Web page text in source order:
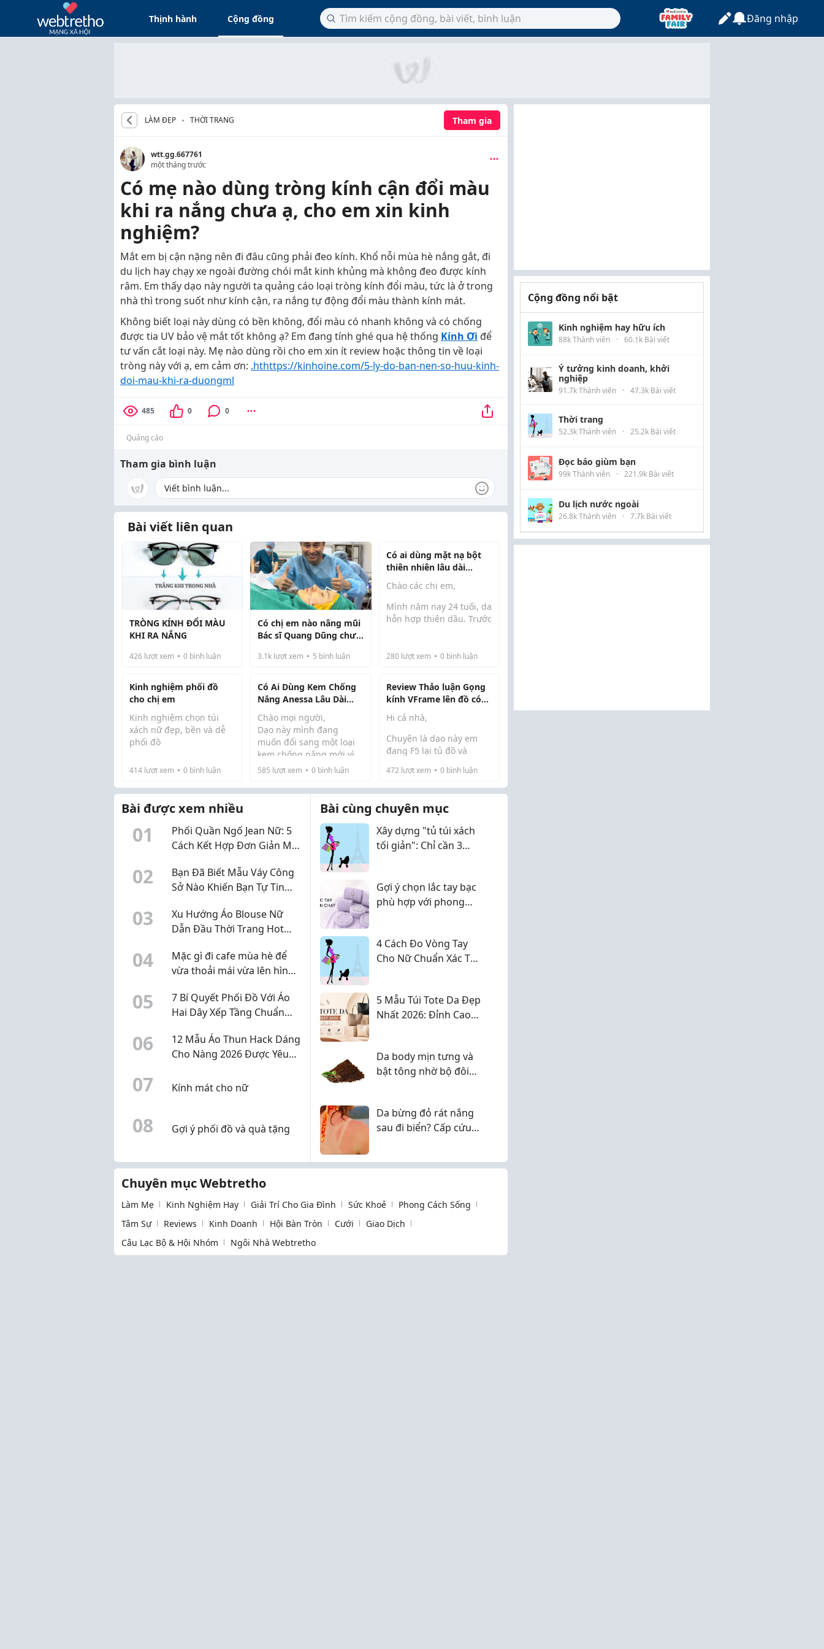
Thịnh hành Cộng đồng Đăng nhập
LÀM ĐẸP THỜI TRANG Tham gia
wtt.gg.667761
một tháng trước
Có mẹ nào dùng tròng kính cận đổi màu
khi ra nắng chưa ạ, cho em xin kinh
nghiệm?
Mắt em bị cận nặng nên đi đâu cũng phải đeo kính. Khổ nỗi mùa hè nắng gắt, đi
du lịch hay chạy xe ngoài đường chói mắt kinh khủng mà không đeo được kính
râm. Em thấy dạo này người ta quảng cáo loại tròng kính đổi màu, tức là ở trong
nhà thì trong suốt như kính cận, ra nắng tự động đổi màu thành kính mát.
Không biết loại này dùng có bền không, đổi màu có nhanh không và có chống
được tia UV bảo vệ mắt tốt không ạ? Em đang tính ghé qua hệ thống Kính Ơi để
tư vấn cắt loại này. Mẹ nào dùng rồi cho em xin ít review hoặc thông tin về loại
tròng này với ạ, em cảm ơn: .hthttps://kinhoine.com/5-ly-do-ban-nen-so-huu-kinh-
doi-mau-khi-ra-duongml
485 0 0
Quảng cáo
Tham gia bình luận
Bài viết liên quan
TRÒNG KÍNH ĐỔI MÀU
KHI RA NẮNG
426 lượt xem 0 bình luận
Có chị em nào nâng mũi
Bác sĩ Quang Dũng chưa
với!
3.1k lượt xem 5 bình luận
Có ai dùng mặt nạ bột
thiên nhiên lâu dài
chưa? Cho mình xin ít
kinh nghiệm
Chào các chị em,
Mình năm nay 24 tuổi, da
hỗn hợp thiên dầu. Trước
nhưng càng về sau cảm
rõ như trước. Một tuần
mình đắp khoảng 2...
280lượt xem 0bình luận
Kinh nghiệm phối đồ
cho chị em
Kinh nghiệm chọn túi
xách nữ đẹp, bền và dễ
phối đồ
không chỉ là phụ kiện để
đựng đồ mà còn là điểm
phong cách thời trang
hàng ngày. Tuy nhiên,
giữa rất n...
414 lượt xem 0 bình luận
Có Ai Dùng Kem Chống
Nắng Anessa Lâu Dài
Chưa? Cho Mình Xin
Review Với Ạ
Chào mọi người,
Dạo này mình đang
muốn đổi sang một loại
kem chống nắng mới vì
sản phẩm cũ dùng hơi bí
trưa.
Mình có tìm hiểu khá
nhiều trên các hội nhóm
585 lượt xem 0 bình luận
Review Thảo luận Gọng
kính VFrame lên đồ có
bánh cuốn không các
bác Xin kinh nghiệm
chọn dáng kính nâng
tầm outfit
Hi cả nhà,
Chuyện là dạo này em
đang F5 lại tủ đồ và
chút. Trước giờ em toàn
trung thành với mấy quả
cộp, vuông vức kiểu
truyền thống nhìn mọt
sách và dừ ki...
472 lượt xem 0bình luận
Bài được xem nhiều
01
Phối Quần Ngố Jean Nữ: 5
Cách Kết Hợp Đơn Giản Mà
02
Bạn Đã Biết Mẫu Váy Công
Sở Nào Khiến Bạn Tự Tin
03
Xu Hướng Áo Blouse Nữ
Dẫn Đầu Thời Trang Hot
04
Mặc gì đi cafe mùa hè để
vừa thoải mái vừa lên hình
05
7 Bí Quyết Phối Đồ Với Áo
Hai Dây Xếp Tầng Chuẩn
Tôn Dáng Và Nổi Bật
06
12 Mẫu Áo Thun Hack Dáng
Cho Nàng 2026 Được Yêu
Phối Đồ
07 Kính mát cho nữ
08 Gợi ý phối đồ và quà tặng
Bài cùng chuyên mục
Xây dựng "tủ túi xách
tối giản": Chỉ cần 3
Gợi ý chọn lắc tay bạc
phù hợp với phong
4 Cách Đo Vòng Tay
Cho Nữ Chuẩn Xác Tại
5 Mẫu Túi Tote Da Đẹp
Nhất 2026: Đỉnh Cao
Da body mịn tưng và
bật tông nhờ bộ đôi
Da bừng đỏ rát nắng
sau đi biển? Cấp cứu
Chuyên mục Webtretho
Làm Mẹ Kinh Nghiệm Hay Giải Trí Cho Gia Đình Sức Khoẻ
Phong Cách Sống
Tâm Sự
Reviews Kinh Doanh Hội Bàn Tròn Cưới
Giao Dịch
Câu Lạc Bộ & Hội Nhóm
Ngôi Nhà Webtretho
Cộng đồng nổi bật
Kinh nghiệm hay hữu ích
88k Thành viên · 60.1k Bài viết
Ý tưởng kinh doanh, khởi
nghiệp
91.7k Thành viên · 47.3k Bài viết
Thời trang
52.3k Thành viên · 25.2k Bài viết
Đọc báo giùm bạn
99k Thành viên · 221.9k Bài viết
Du lịch nước ngoài
26.8k Thành viên · 7.7k Bài viết